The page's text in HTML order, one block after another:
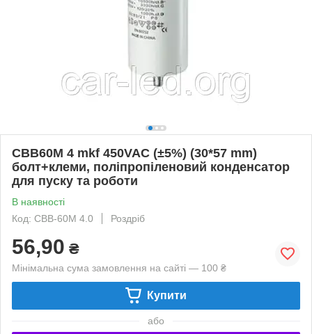
CBB60M 4 mkf 450VAC (±5%) (30*57 mm)
болт+клеми, поліпропіленовий конденсатор
для пуску та роботи
В наявності
Код: CBB-60M 4.0
Роздріб
56,90 ₴
Мінімальна сума замовлення на сайті — 100 ₴
Купити
або